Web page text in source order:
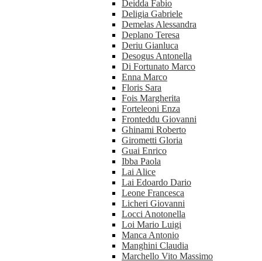
Deidda Fabio
Deligia Gabriele
Demelas Alessandra
Deplano Teresa
Deriu Gianluca
Desogus Antonella
Di Fortunato Marco
Enna Marco
Floris Sara
Fois Margherita
Forteleoni Enza
Fronteddu Giovanni
Ghinami Roberto
Girometti Gloria
Guai Enrico
Ibba Paola
Lai Alice
Lai Edoardo Dario
Leone Francesca
Licheri Giovanni
Locci Anotonella
Loi Mario Luigi
Manca Antonio
Manghini Claudia
Marchello Vito Massimo